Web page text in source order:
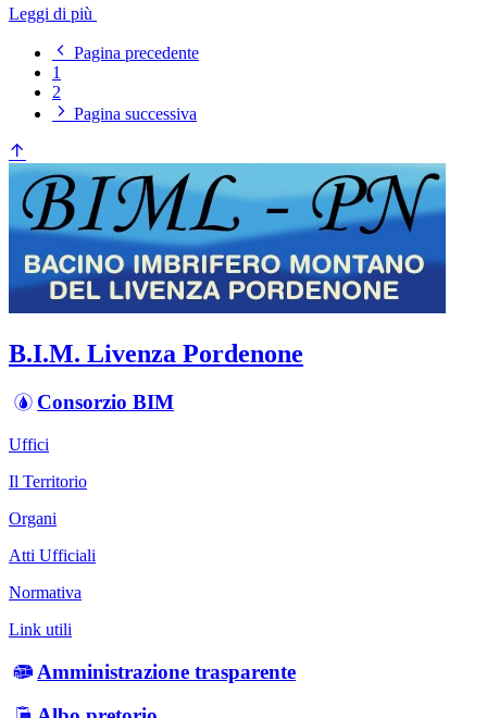
Leggi di più
Pagina precedente
1
2
Pagina successiva
B.I.M. Livenza Pordenone
Consorzio BIM
Uffici
Il Territorio
Organi
Atti Ufficiali
Normativa
Link utili
Amministrazione trasparente